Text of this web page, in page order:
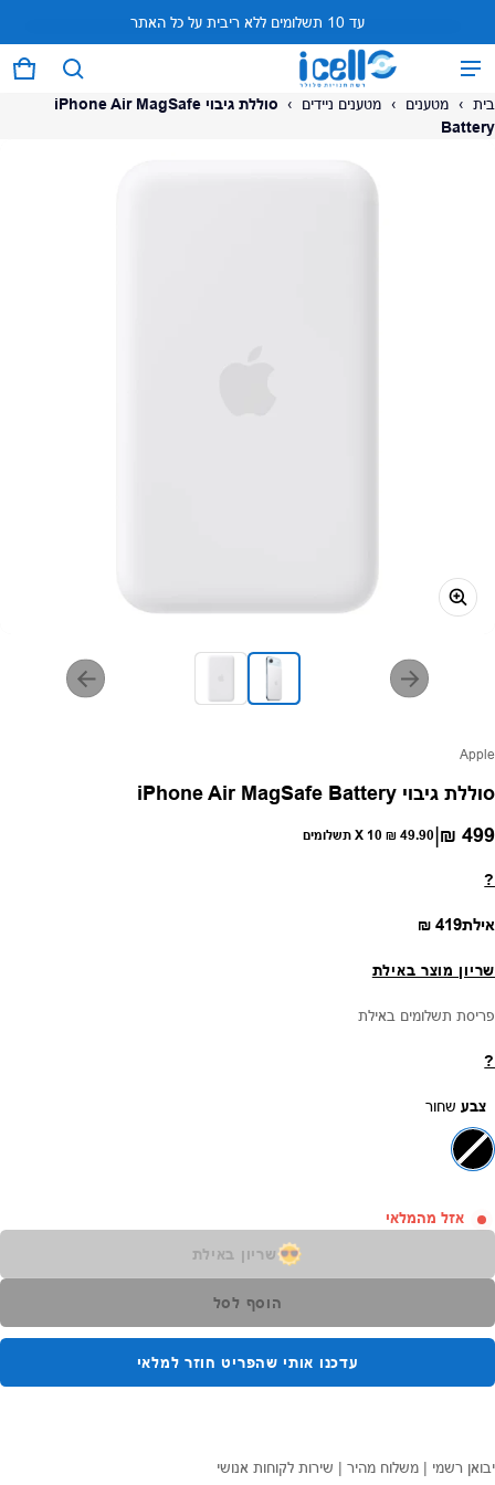
עד 10 תשלומים ללא ריבית על כל האתר
0 פריטים
המוצר נוסף לעגלה
בית › מטענים › מטענים ניידים ›
סוללת גיבוי iPhone Air MagSafe
Battery
ספק:
Apple
סוללת גיבוי iPhone Air MagSafe Battery
מחיר רגיל
499 ₪
|
49.90 ₪ X 10 תשלומים
?
אילתמחיר רגיל
419 ₪
שריון מוצר באילת
פריסת תשלומים באילת
?
צבע שחור
אזל מהמלאי
שריון באילת
הוסף לסל
עדכנו אותי שהפריט חוזר למלאי
יבואן רשמי | משלוח מהיר | שירות לקוחות אנושי
המוצר